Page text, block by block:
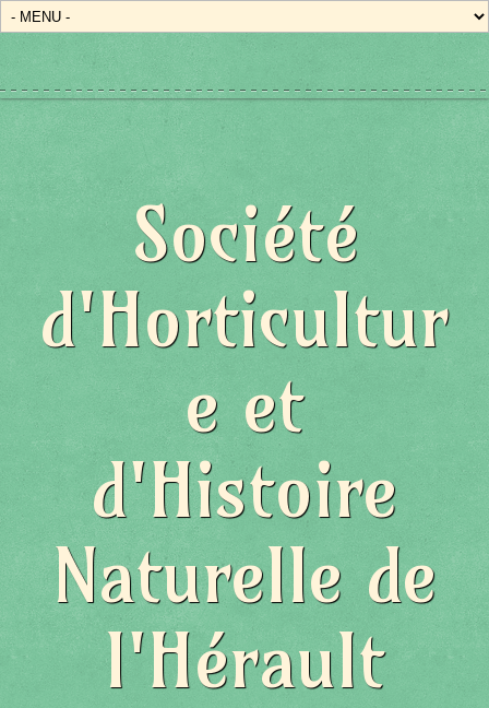
Société
d'Horticultur
e et
d'Histoire
Naturelle de
l'Hérault